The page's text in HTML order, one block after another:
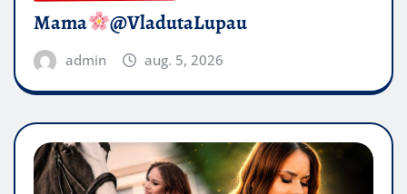
Mama @VladutaLupau
admin aug. 5, 2026